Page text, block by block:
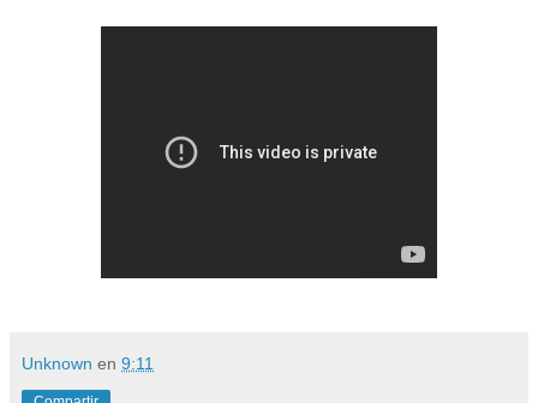
Unknown en 9:11